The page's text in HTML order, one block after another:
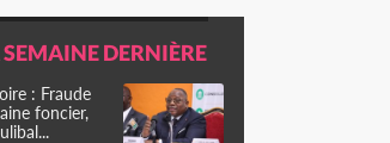
SEMAINE DERNIÈRE
: Fraude
foncier,